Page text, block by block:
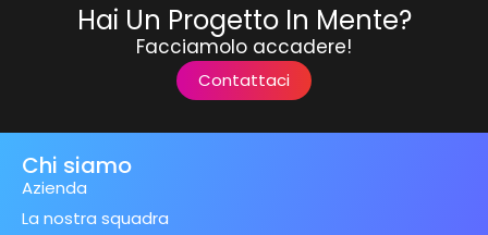
Hai Un Progetto In Mente?
Facciamolo accadere!
Contattaci
Chi siamo
Azienda
La nostra squadra